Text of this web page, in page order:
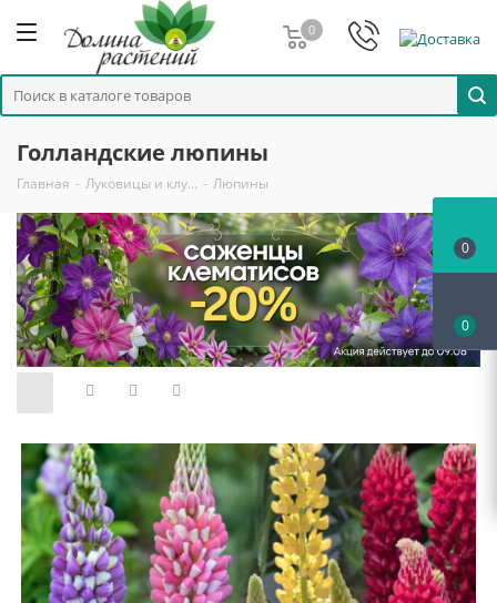
0
Голландские люпины
Главная - Луковицы и клу… - Люпины
0
0